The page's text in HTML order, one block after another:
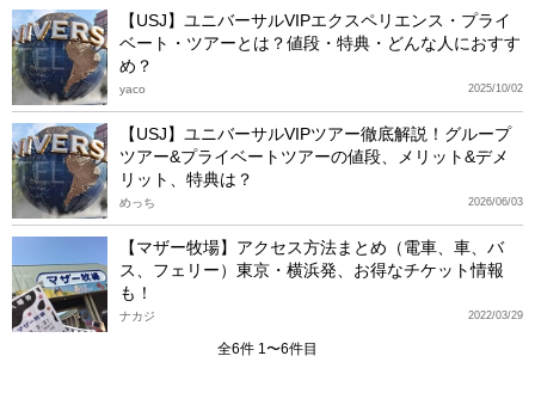
【USJ】ユニバーサルVIPエクスペリエンス・プライ
ベート・ツアーとは？値段・特典・どんな人におすす
め？
2025/10/02
yaco
【USJ】ユニバーサルVIPツアー徹底解説！グループ
ツアー&プライベートツアーの値段、メリット&デメ
リット、特典は？
2026/06/03
めっち
【マザー牧場】アクセス方法まとめ（電車、車、バ
ス、フェリー）東京・横浜発、お得なチケット情報
も！
2022/03/29
ナカジ
全6件 1〜6件目